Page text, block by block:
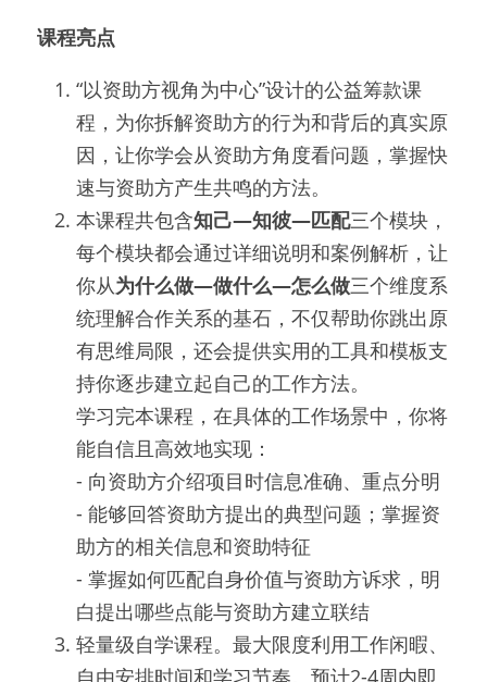
课程亮点
“以资助方视角为中心”设计的公益筹款课
程，为你拆解资助方的行为和背后的真实原
因，让你学会从资助方角度看问题，掌握快
速与资助方产生共鸣的方法。
本课程共包含知己—知彼—匹配三个模块，
每个模块都会通过详细说明和案例解析，让
你从为什么做—做什么—怎么做三个维度系
统理解合作关系的基石，不仅帮助你跳出原
有思维局限，还会提供实用的工具和模板支
持你逐步建立起自己的工作方法。
学习完本课程，在具体的工作场景中，你将
能自信且高效地实现：
- 向资助方介绍项目时信息准确、重点分明
- 能够回答资助方提出的典型问题；掌握资
助方的相关信息和资助特征
- 掌握如何匹配自身价值与资助方诉求，明
白提出哪些点能与资助方建立联结
轻量级自学课程。最大限度利用工作闲暇、
自由安排时间和学习节奏。预计2-4周内即